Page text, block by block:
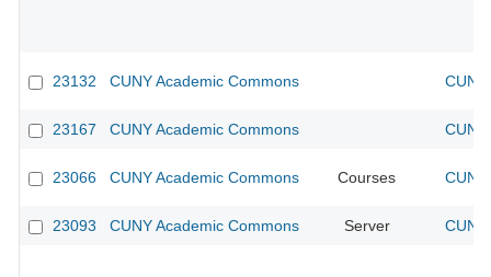
23132 CUNY Academic Commons
23167 CUNY Academic Commons
23066 CUNY Academic Commons Courses
23093 CUNY Academic Commons Server